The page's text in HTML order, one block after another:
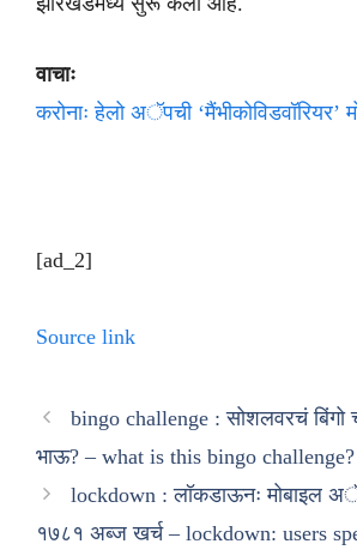
वाचाः
करोनाः हेलो अॅपची ‘मैंभीकोविडवॉरियर’
[ad_2]
Source link
bingo challenge : सोशलवरचं
भाऊ? – what is this bingo challenge?
lockdown : लॉकडाऊनः मोबाइल
१७८१ अब्ज खर्च – lockdown: users